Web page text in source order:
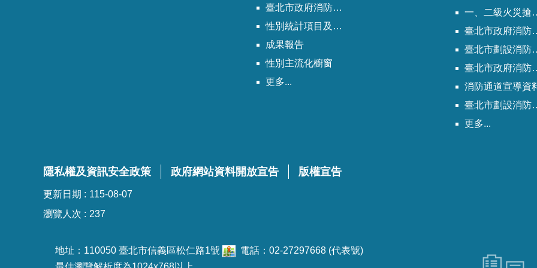
臺北市政府消防局歷次性別平等專案小組會議紀錄
性別統計項目及指標
成果報告
性別主流化櫥窗
更多...
一、二級火災搶救困難地區
臺北市政府消防局劃設消防通道清冊
臺北市劃設消防通道Q&A
臺北市政府消防通道劃設及管理作業程序
消防通道宣導資
臺北市劃設消防通道說帖
更多...
隱私權及資訊安全政策 政府網站資料開放宣告 版權宣告
更新日期
115-08-07
瀏覽人次
237
地址：110050 臺北市信義區松仁路1號
電話：02-27297668 (代表號)